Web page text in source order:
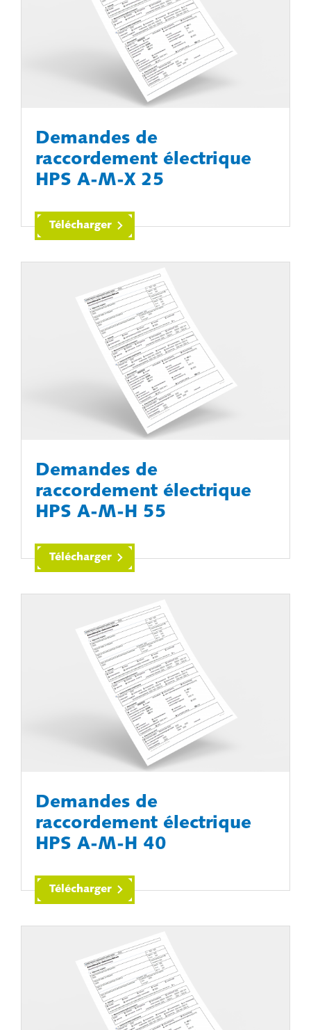
Demandes de
raccordement électrique
HPS A-M-X 25
Télécharger
Demandes de
raccordement électrique
HPS A-M-H 55
Télécharger
Demandes de
raccordement électrique
HPS A-M-H 40
Télécharger